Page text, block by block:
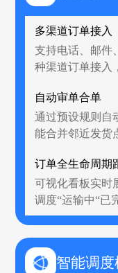
多渠道订单接入
支持电话、邮件
种渠道订单接入
自动审单合单
通过预设规则自
能合并邻近发货
订单全生命周期
可视化看板实时
调度“运输中“已
智能调